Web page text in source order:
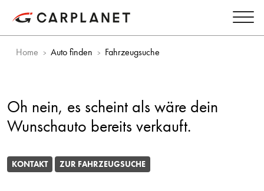
Home Auto finden Fahrzeugsuche
Oh nein, es scheint als wäre dein
Wunschauto bereits verkauft.
KONTAKT ZUR FAHRZEUGSUCHE